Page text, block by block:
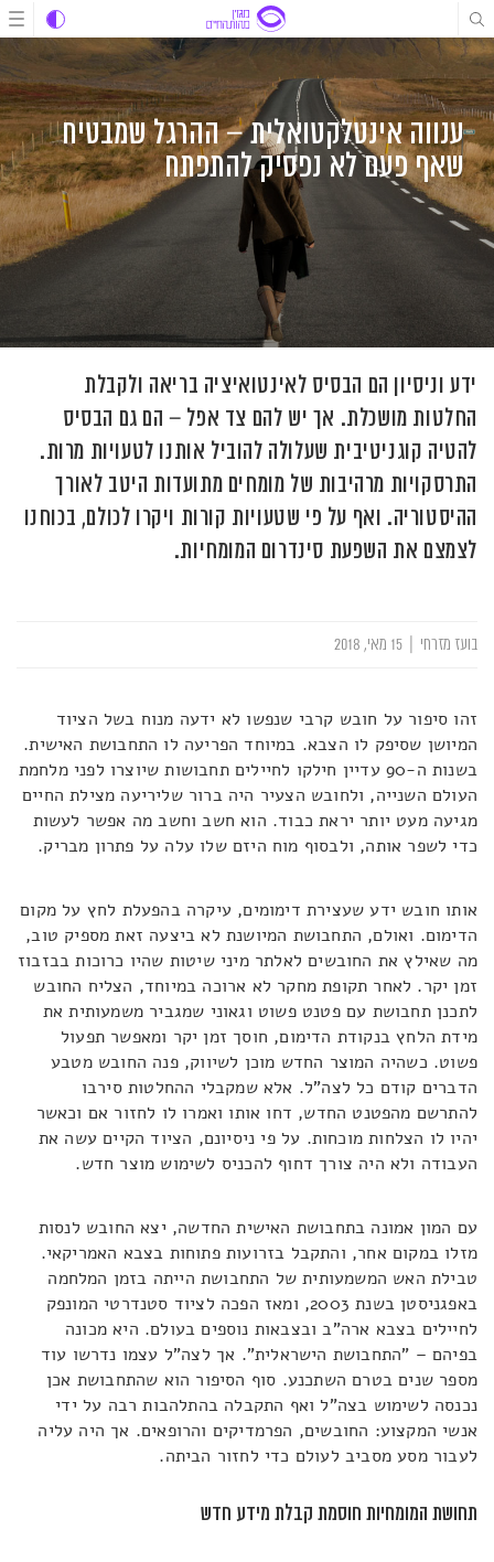
דלג
לתוכן
דלג
לתוכן
דלג
לניווט
ענווה אינטלקטואלית – ההרגל שמבטיח
שאף פעם לא נפסיק להתפתח
ידע וניסיון הם הבסיס לאינטואיציה בריאה ולקבלת
החלטות מושכלת. אך יש להם צד אפל – הם גם הבסיס
להטיה קוגניטיבית שעלולה להוביל אותנו לטעויות מרות.
התרסקויות מרהיבות של מומחים מתועדות היטב לאורך
ההיסטוריה. ואף על פי שטעויות קורות ויקרו לכולם, בכוחנו
לצמצם את השפעת סינדרום המומחיות.
בועז מזרחי
זהו סיפור על חובש קרבי שנפשו לא ידעה מנוח בשל הציוד
המיושן שסיפק לו הצבא. במיוחד הפריעה לו התחבושת האישית.
בשנות ה-90 עדיין חילקו לחיילים תחבושות שיוצרו לפני מלחמת
העולם השנייה, ולחובש הצעיר היה ברור שליריעה מצילת החיים
מגיעה מעט יותר יראת כבוד. הוא חשב וחשב מה אפשר לעשות
כדי לשפר אותה, ולבסוף מוח היזם שלו עלה על פתרון מבריק.
אותו חובש ידע שעצירת דימומים, עיקרה בהפעלת לחץ על מקום
הדימום. ואולם, התחבושת המיושנת לא ביצעה זאת מספיק טוב,
מה שאילץ את החובשים לאלתר מיני שיטות שהיו כרוכות בבזבוז
זמן יקר. לאחר תקופת מחקר לא ארוכה במיוחד, הצליח החובש
לתכנן תחבושת עם פטנט פשוט וגאוני שמגביר משמעותית את
מידת הלחץ בנקודת הדימום, חוסך זמן יקר ומאפשר תפעול
פשוט. כשהיה המוצר החדש מוכן לשיווק, פנה החובש מטבע
הדברים קודם כל לצה"ל. אלא שמקבלי ההחלטות סירבו
להתרשם מהפטנט החדש, דחו אותו ואמרו לו לחזור אם וכאשר
יהיו לו הצלחות מוכחות. על פי ניסיונם, הציוד הקיים עשה את
העבודה ולא היה צורך דחוף להכניס לשימוש מוצר חדש.
עם המון אמונה בתחבושת האישית החדשה, יצא החובש לנסות
מזלו במקום אחר, והתקבל בזרועות פתוחות בצבא האמריקאי.
טבילת האש המשמעותית של התחבושת הייתה בזמן המלחמה
באפגניסטן בשנת 2003, ומאז הפכה לציוד סטנדרטי המונפק
לחיילים בצבא ארה"ב ובצבאות נוספים בעולם. היא מכונה
בפיהם – "התחבושת הישראלית". אך לצה"ל עצמו נדרשו עוד
מספר שנים בטרם השתכנע. סוף הסיפור הוא שהתחבושת אכן
נכנסה לשימוש בצה"ל ואף התקבלה בהתלהבות רבה על ידי
אנשי המקצוע: החובשים, הפרמדיקים והרופאים. אך היה עליה
לעבור מסע מסביב לעולם כדי לחזור הביתה.
תחושת המומחיות חוסמת קבלת מידע חדש